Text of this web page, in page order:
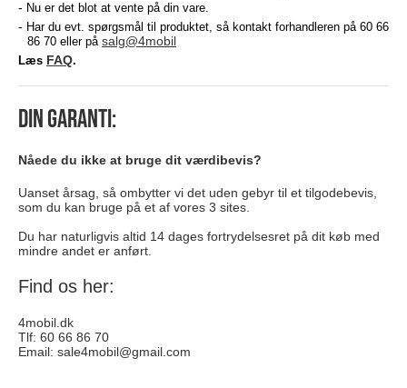
Nu er det blot at vente på din vare.
Har du evt. spørgsmål til produktet, så kontakt forhandleren på 60 66
86 70 eller på salg@4mobil
Læs FAQ.
Din garanti:
Nåede du ikke at bruge dit værdibevis?
Uanset årsag, så ombytter vi det uden gebyr til et tilgodebevis,
som du kan bruge på et af vores 3 sites.
Du har naturligvis altid 14 dages fortrydelsesret på dit køb med
mindre andet er anført.
Find os her:
4mobil.dk
Tlf: 60 66 86 70
Email: sale4mobil@gmail.com